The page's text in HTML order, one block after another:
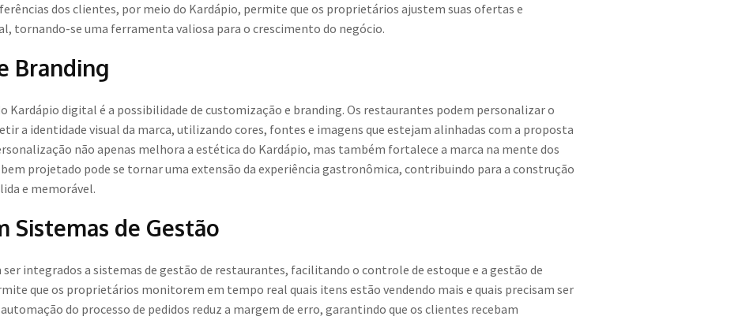
dos clientes, por meio do Kardápio, permite que os proprietários ajustem suas ofertas e
tornando-se uma ferramenta valiosa para o crescimento do negócio.
Branding
digital é a possibilidade de customização e branding. Os restaurantes podem personalizar o
a identidade visual da marca, utilizando cores, fontes e imagens que estejam alinhadas com a proposta
não apenas melhora a estética do Kardápio, mas também fortalece a marca na mente dos
projetado pode se tornar uma extensão da experiência gastronômica, contribuindo para a construção
e memorável.
Sistemas de Gestão
integrados a sistemas de gestão de restaurantes, facilitando o controle de estoque e a gestão de
que os proprietários monitorem em tempo real quais itens estão vendendo mais e quais precisam ser
do processo de pedidos reduz a margem de erro, garantindo que os clientes recebam